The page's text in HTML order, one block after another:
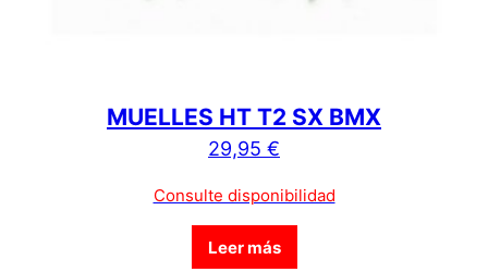
MUELLES HT T2 SX BMX
29,95 €
Consulte disponibilidad
Leer más